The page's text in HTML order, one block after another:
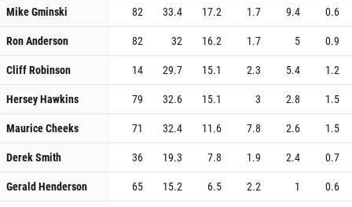
Mike Gminski
82 33.4 17.2 1.7 9.4
0.6
Ron Anderson
82 32 16.2 1.7 5
0.9
Cliff Robinson
14 29.7 15.1 2.3 5.4
1.2
Hersey Hawkins
79 32.6 15.1 3 2.8
1.5
Maurice Cheeks
71 32.4 11.6 7.8 2.6
1.5
Derek Smith
36 19.3 7.8 1.9 2.4
0.7
Gerald Henderson
65 15.2 6.5 2.2 1
0.6